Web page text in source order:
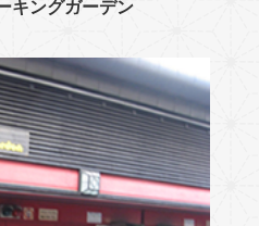
キングガーデン